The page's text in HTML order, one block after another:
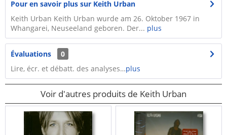
Pour en savoir plus sur Keith Urban
Keith Urban Keith Urban wurde am 26. Oktober 1967 in
Whangarei, Neuseeland geboren. Der... plus
Évaluations
0
Lire, écr. et débatt. des analyses…plus
Voir d'autres produits de Keith Urban